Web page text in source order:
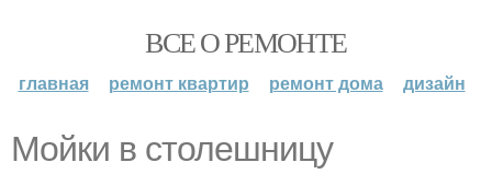
ВСЕ О РЕМОНТЕ
главная ремонт квартир ремонт дома дизайн
Мойки в столешницу